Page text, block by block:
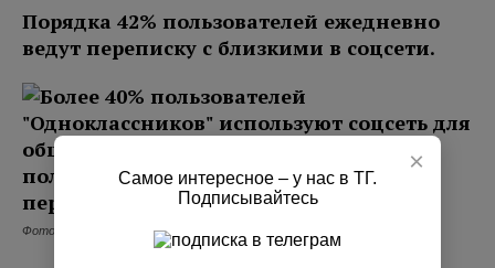
Порядка 42% пользователей ежедневно
ведут переписку с близкими в соцсети.
Фото: соцсеть Одноклассники
×
Самое интересное – у нас в ТГ.
Подписывайтесь